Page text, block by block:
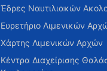
Έδρες Ναυτιλιακών
Ευρετήριο Λιμενικών
Χάρτης Λιμενικών Αρχών
Κέντρα Διαχείρισης